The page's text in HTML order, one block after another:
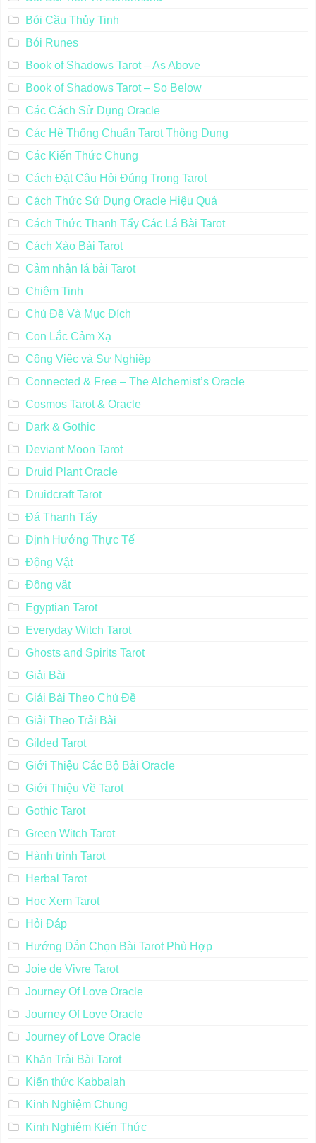
Bói Cầu Thủy Tinh
Bói Runes
Book of Shadows Tarot – As Above
Book of Shadows Tarot – So Below
Các Cách Sử Dụng Oracle
Các Hệ Thống Chuẩn Tarot Thông Dụng
Các Kiến Thức Chung
Cách Đặt Câu Hỏi Đúng Trong Tarot
Cách Thức Sử Dụng Oracle Hiệu Quả
Cách Thức Thanh Tẩy Các Lá Bài Tarot
Cách Xào Bài Tarot
Cảm nhận lá bài Tarot
Chiêm Tinh
Chủ Đề Và Mục Đích
Con Lắc Cảm Xạ
Công Việc và Sự Nghiệp
Connected & Free – The Alchemist’s Oracle
Cosmos Tarot & Oracle
Dark & Gothic
Deviant Moon Tarot
Druid Plant Oracle
Druidcraft Tarot
Đá Thanh Tẩy
Định Hướng Thực Tế
Động Vật
Động vật
Egyptian Tarot
Everyday Witch Tarot
Ghosts and Spirits Tarot
Giải Bài
Giải Bài Theo Chủ Đề
Giải Theo Trải Bài
Gilded Tarot
Giới Thiệu Các Bộ Bài Oracle
Giới Thiệu Về Tarot
Gothic Tarot
Green Witch Tarot
Hành trình Tarot
Herbal Tarot
Học Xem Tarot
Hỏi Đáp
Hướng Dẫn Chọn Bài Tarot Phù Hợp
Joie de Vivre Tarot
Journey Of Love Oracle
Journey Of Love Oracle
Journey of Love Oracle
Khăn Trải Bài Tarot
Kiến thức Kabbalah
Kinh Nghiệm Chung
Kinh Nghiệm Kiến Thức